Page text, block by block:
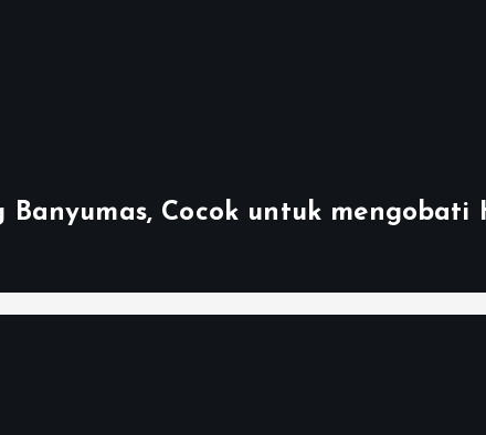
Banyumas, Cocok untuk